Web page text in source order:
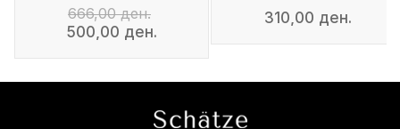
666,00 ден.
500,00 ден.
310,00 ден.